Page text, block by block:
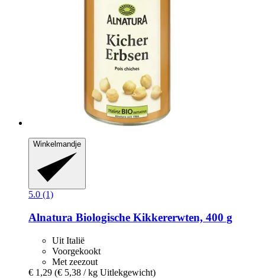
Winkelmandje
5.0 (1)
Alnatura Biologische Kikkererwten, 400 g
Uit Italië
Voorgekookt
Met zeezout
€ 1,29 (€ 5,38 / kg Uitlekgewicht)